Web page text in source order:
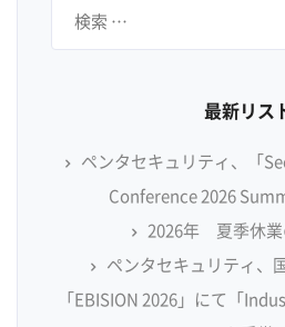
最新リス
ペンタセキュリティ、「
Conference 2026
2026年 夏季休業
ペンタセキュリティ、
「EBISION 2026」にて「